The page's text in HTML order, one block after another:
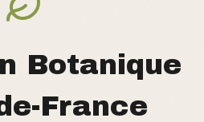
Botanique
France